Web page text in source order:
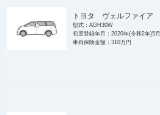
トヨタ ヴェルファイア
型式：AGH30W
初度登録年月：2020年(令和2年)5月
車両保険金額：310万円